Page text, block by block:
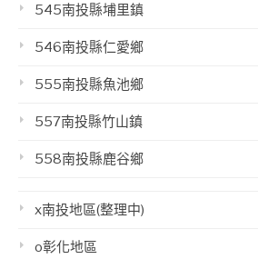
545南投縣埔里鎮
546南投縣仁愛鄉
555南投縣魚池鄉
557南投縣竹山鎮
558南投縣鹿谷鄉
x南投地區(整理中)
o彰化地區